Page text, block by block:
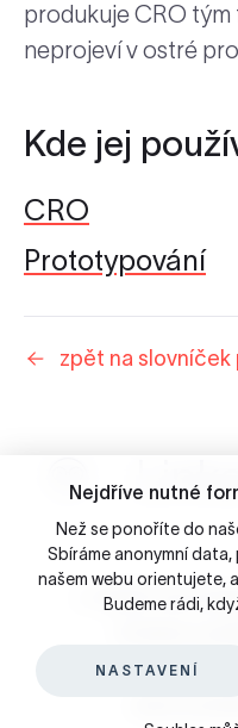
produkuje CRO tým
neprojeví v ostré
Kde jej
CRO
Prototypování
zpět na slovníček
☺ 2026 Porta
Jsme
Nejdříve nutné
Než se ponoříte do
Sbíráme anonymní
našem webu orientujete,
Budeme rádi,
NASTAVENÍ